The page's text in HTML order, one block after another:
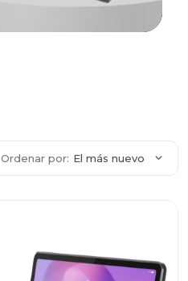
Ordenar por: El más nuevo